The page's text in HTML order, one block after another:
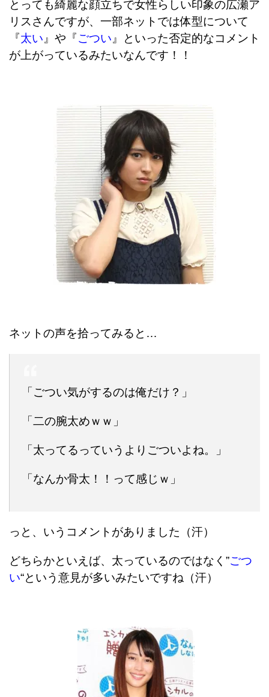
とっても綺麗な顔立ちで女性らしい印象の広瀬ア
リスさんですが、一部ネットでは体型について
『太い』や『ごつい』といった否定的なコメント
が上がっているみたいなんです！！
ネットの声を拾ってみると…
「ごつい気がするのは俺だけ？」
「二の腕太めｗｗ」
「太ってるっていうよりごついよね。」
「なんか骨太！！って感じｗ」
っと、いうコメントがありました（汗）
どちらかといえば、太っているのではなく”ごつ
い“という意見が多いみたいですね（汗）